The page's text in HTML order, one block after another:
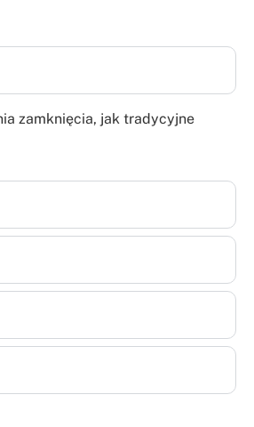
zamknięcia, jak tradycyjne